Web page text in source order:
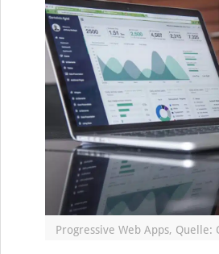
Progressive Web Apps, Quelle: